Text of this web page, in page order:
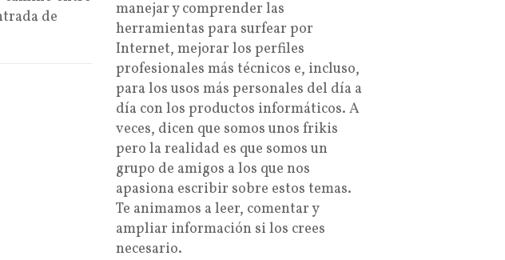
de
manejar y comprender las
herramientas para surfear por
Internet, mejorar los perfiles
profesionales más técnicos e, incluso,
para los usos más personales del día a
día con los productos informáticos. A
veces, dicen que somos unos frikis
pero la realidad es que somos un
grupo de amigos a los que nos
apasiona escribir sobre estos temas.
Te animamos a leer, comentar y
ampliar información si los crees
necesario.